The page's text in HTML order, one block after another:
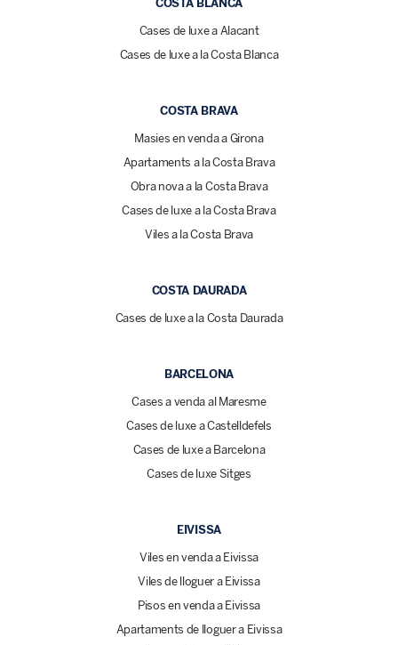
COSTA BLANCA
Cases de luxe a Alacant
Cases de luxe a la Costa Blanca
COSTA BRAVA
Masies en venda a Girona
Apartaments a la Costa Brava
Obra nova a la Costa Brava
Cases de luxe a la Costa Brava
Viles a la Costa Brava
COSTA DAURADA
Cases de luxe a la Costa Daurada
BARCELONA
Cases a venda al Maresme
Cases de luxe a Castelldefels
Cases de luxe a Barcelona
Cases de luxe Sitges
EIVISSA
Viles en venda a Eivissa
Viles de lloguer a Eivissa
Pisos en venda a Eivissa
Apartaments de lloguer a Eivissa